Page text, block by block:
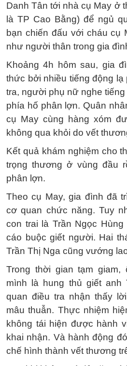
Danh Tân tới nhà cụ May ở
là TP Cao Bằng) để ngủ
bạn chiến đấu với cháu cụ
như người thân trong gia
Khoảng 4h hôm sau, gia
thức bởi nhiều tiếng động lạ
tra, người phụ nữ nghe
phía hố phân lợn. Quân
cụ May cùng hàng xóm
không qua khỏi do vết
Kết quả khám nghiệm cho
trọng thương ở vùng đầu
phân lợn.
Theo cụ May, gia đình đã
cơ quan chức năng. Tuy
con trai là Trần Ngọc
cáo buộc giết người. Hai
Trần Thị Nga cũng vướng
Trong thời gian tạm giam,
mình là hung thủ giết anh
quan điều tra nhận thấy
mâu thuẫn. Thực nhiệm
không tái hiện được hành
khai nhận. Và hành động
chế hình thành vết thương